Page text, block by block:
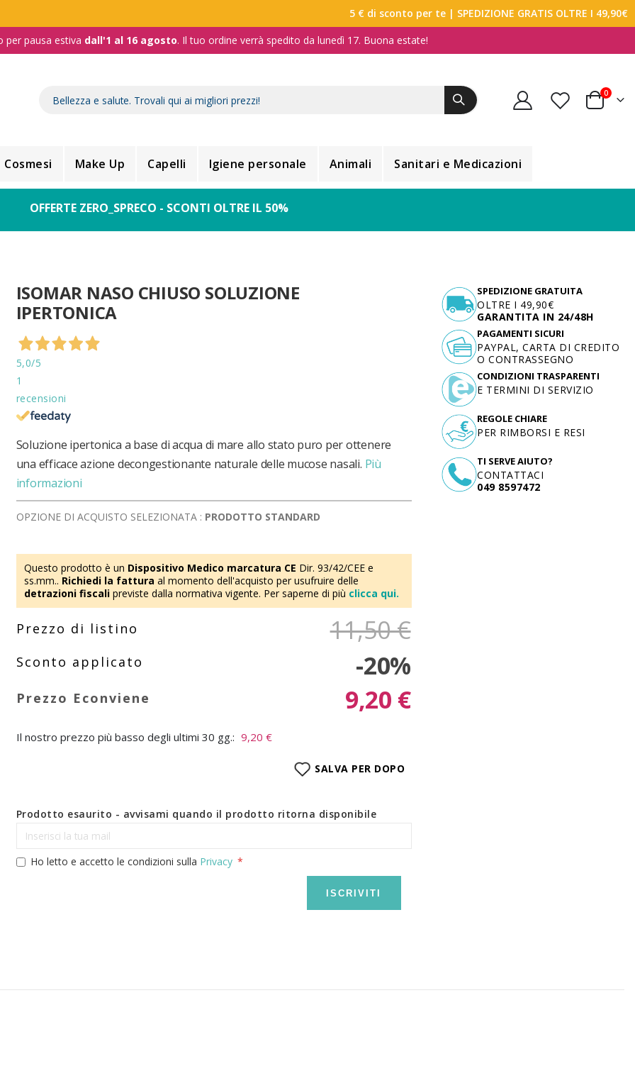
5 € di sconto per te | SPEDIZIONE GRATIS OLTRE I 49,90€
per pausa estiva dall'1 al 16 agosto. Il tuo ordine verrà spedito da lunedì 17. Buona estate!
Carrello
0
Cosmesi Make Up Capelli Igiene personale Animali Sanitari e Medicazioni
OFFERTE ZERO_SPRECO - SCONTI OLTRE IL 50%
ISOMAR NASO CHIUSO SOLUZIONE
IPERTONICA
5,0/5
1
recensioni
Soluzione ipertonica a base di acqua di mare allo stato puro per ottenere
una efficace azione decongestionante naturale delle mucose nasali. Più
informazioni
OPZIONE DI ACQUISTO SELEZIONATA : PRODOTTO STANDARD
Questo prodotto è un Dispositivo Medico marcatura CE Dir. 93/42/CEE e
ss.mm.. Richiedi la fattura al momento dell'acquisto per usufruire delle
detrazioni fiscalipreviste dalla normativa vigente. Per saperne di più clicca qui.
11,50 €
-20%
9,20 €
Il nostro prezzo più basso degli ultimi 30 gg.: 9,20 €
SALVA PER DOPO
Prodotto esaurito - avvisami quando il prodotto ritorna disponibile
Ho letto e accetto le condizioni sulla Privacy
ISCRIVITI
SPEDIZIONE GRATUITA
OLTRE I 49,90€
GARANTITA IN 24/48H
TI SERVE AIUTO?
CONTATTACI
049 8597472
PAGAMENTI SICURI
PAYPAL, CARTA DI CREDITO
O CONTRASSEGNO
CONDIZIONI TRASPARENTI
E TERMINI DI SERVIZIO
REGOLE CHIARE
PER RIMBORSI E RESI